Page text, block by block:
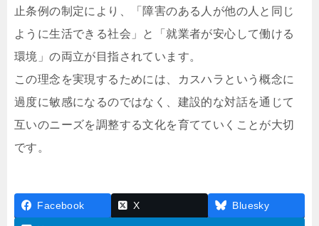
止条例の制定により、「障害のある人が他の人と同じ
ように生活できる社会」と「就業者が安心して働ける
環境」の両立が目指されています。
この理念を実現するためには、カスハラという概念に
過度に敏感になるのではなく、建設的な対話を通じて
互いのニーズを調整する文化を育てていくことが大切
です。
Facebook X Bluesky